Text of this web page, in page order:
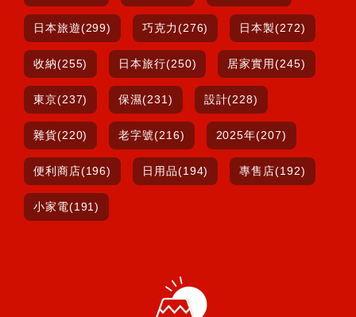
日本旅遊(299) 巧克力(276) 日本製(272)
收納(255) 日本旅行(250) 居家實用(245)
東京(237) 保濕(231) 設計(228)
雜貨(220) 老字號(216) 2025年(207)
便利商店(196) 日用品(194) 專售店(192)
小家電(191)